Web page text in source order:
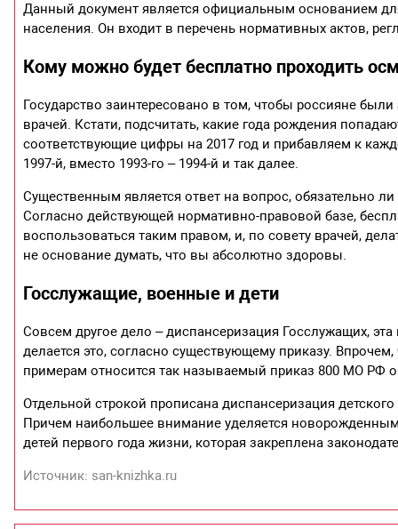
Данный документ является официальным основанием
населения. Он входит в перечень нормативных актов,
Кому можно будет бесплатно проходить
Государство заинтересовано в том, чтобы россияне
врачей. Кстати, подсчитать, какие года рождения
соответствующие цифры на 2017 год и прибавляем к
1997-й, вместо 1993-го – 1994-й и так далее.
Существенным является ответ на вопрос, обязательно
Согласно действующей нормативно-правовой базе,
воспользоваться таким правом, и, по совету врачей,
не основание думать, что вы абсолютно здоровы.
Госслужащие, военные и дети
Совсем другое дело – диспансеризация Госслужащих,
делается это, согласно существующему приказу.
примерам относится так называемый приказ 800 МО РФ
Отдельной строкой прописана диспансеризация
Причем наибольшее внимание уделяется
детей первого года жизни, которая закреплена
Источник: san-knizhka.ru